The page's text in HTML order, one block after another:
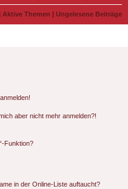
Aktive Themen | Ungelesene Beiträge
aber nicht mehr anmelden?!
Funktion?
in der Online-Liste auftaucht?